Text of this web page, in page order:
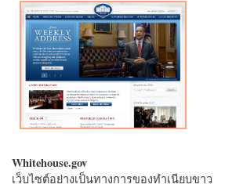
Whitehouse.gov
เว็บไซต์อย่างเป็นทางการของทำเนียบขาว